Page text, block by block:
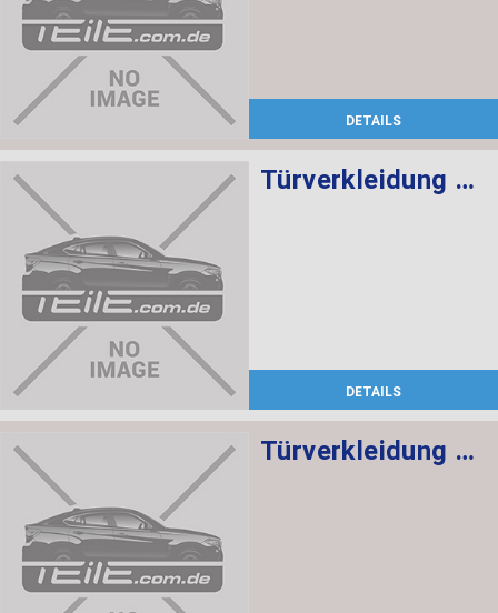
DETAILS
Türverkleidung Leder hinten links SCHWARZ/ROT
DETAILS
Türverkleidung Leder vorne rechts SCHWARZ/ROT